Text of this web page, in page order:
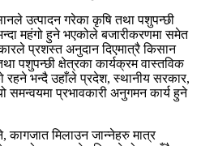
उत्पादन गरेका कृषि तथा पशुपन्छी
महंगो हुने भएकोले बजारीकरणमा समेत
प्रशस्त अनुदान दिएमात्रै किसान
पशुपन्छी क्षेत्रका कार्यक्रम वास्तविक
रहने भन्दै उहाँले प्रदेश, स्थानीय सरकार,
समन्वयमा प्रभावकारी अनुगमन कार्य हुने
कागजात मिलाउन जान्नेहरु मात्र